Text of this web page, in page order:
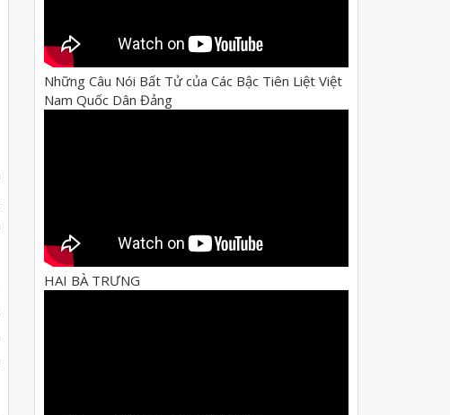
Những Câu Nói Bất Tử của Các Bậc Tiên Liệt Việt
Nam Quốc Dân Đảng
HAI BÀ TRƯNG